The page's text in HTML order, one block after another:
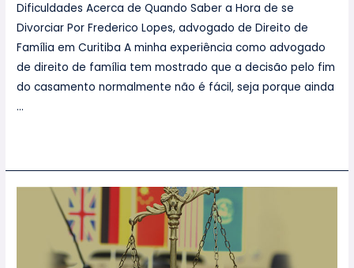
Dificuldades Acerca de Quando Saber a Hora de se
Divorciar Por Frederico Lopes, advogado de Direito de
Família em Curitiba A minha experiência como advogado
de direito de família tem mostrado que a decisão pelo fim
do casamento normalmente não é fácil, seja porque ainda
…